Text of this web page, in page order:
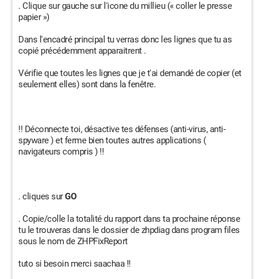
. Clique sur gauche sur l'icone du millieu (« coller le presse
papier »)
Dans l'encadré principal tu verras donc les lignes que tu as
copié précédemment apparaitrent .
Vérifie que toutes les lignes que je t'ai demandé de copier (et
seulement elles) sont dans la fenêtre.
!! Déconnecte toi, désactive tes défenses (anti-virus, anti-
spyware ) et ferme bien toutes autres applications (
navigateurs compris ) !!
. cliques surGO
. Copie/colle la totalité du rapport dans ta prochaine réponse
tu le trouveras dans le dossier de zhpdiag dans program files
sous le nom de ZHPFixReport
tuto si besoin merci saachaa !!